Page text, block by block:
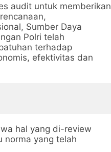
audit untuk memberikan
Sumber Daya
Polri telah
terhadap
efektivitas dan
hal yang di-review
norma yang telah